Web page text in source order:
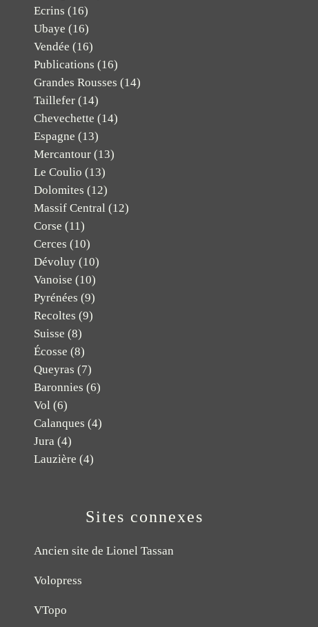
Ecrins (16)
Ubaye (16)
Vendée (16)
Publications (16)
Grandes Rousses (14)
Taillefer (14)
Chevechette (14)
Espagne (13)
Mercantour (13)
Le Coulio (13)
Dolomites (12)
Massif Central (12)
Corse (11)
Cerces (10)
Dévoluy (10)
Vanoise (10)
Pyrénées (9)
Recoltes (9)
Suisse (8)
Écosse (8)
Queyras (7)
Baronnies (6)
Vol (6)
Calanques (4)
Jura (4)
Lauzière (4)
Sites connexes
Ancien site de Lionel Tassan
Volopress
VTopo